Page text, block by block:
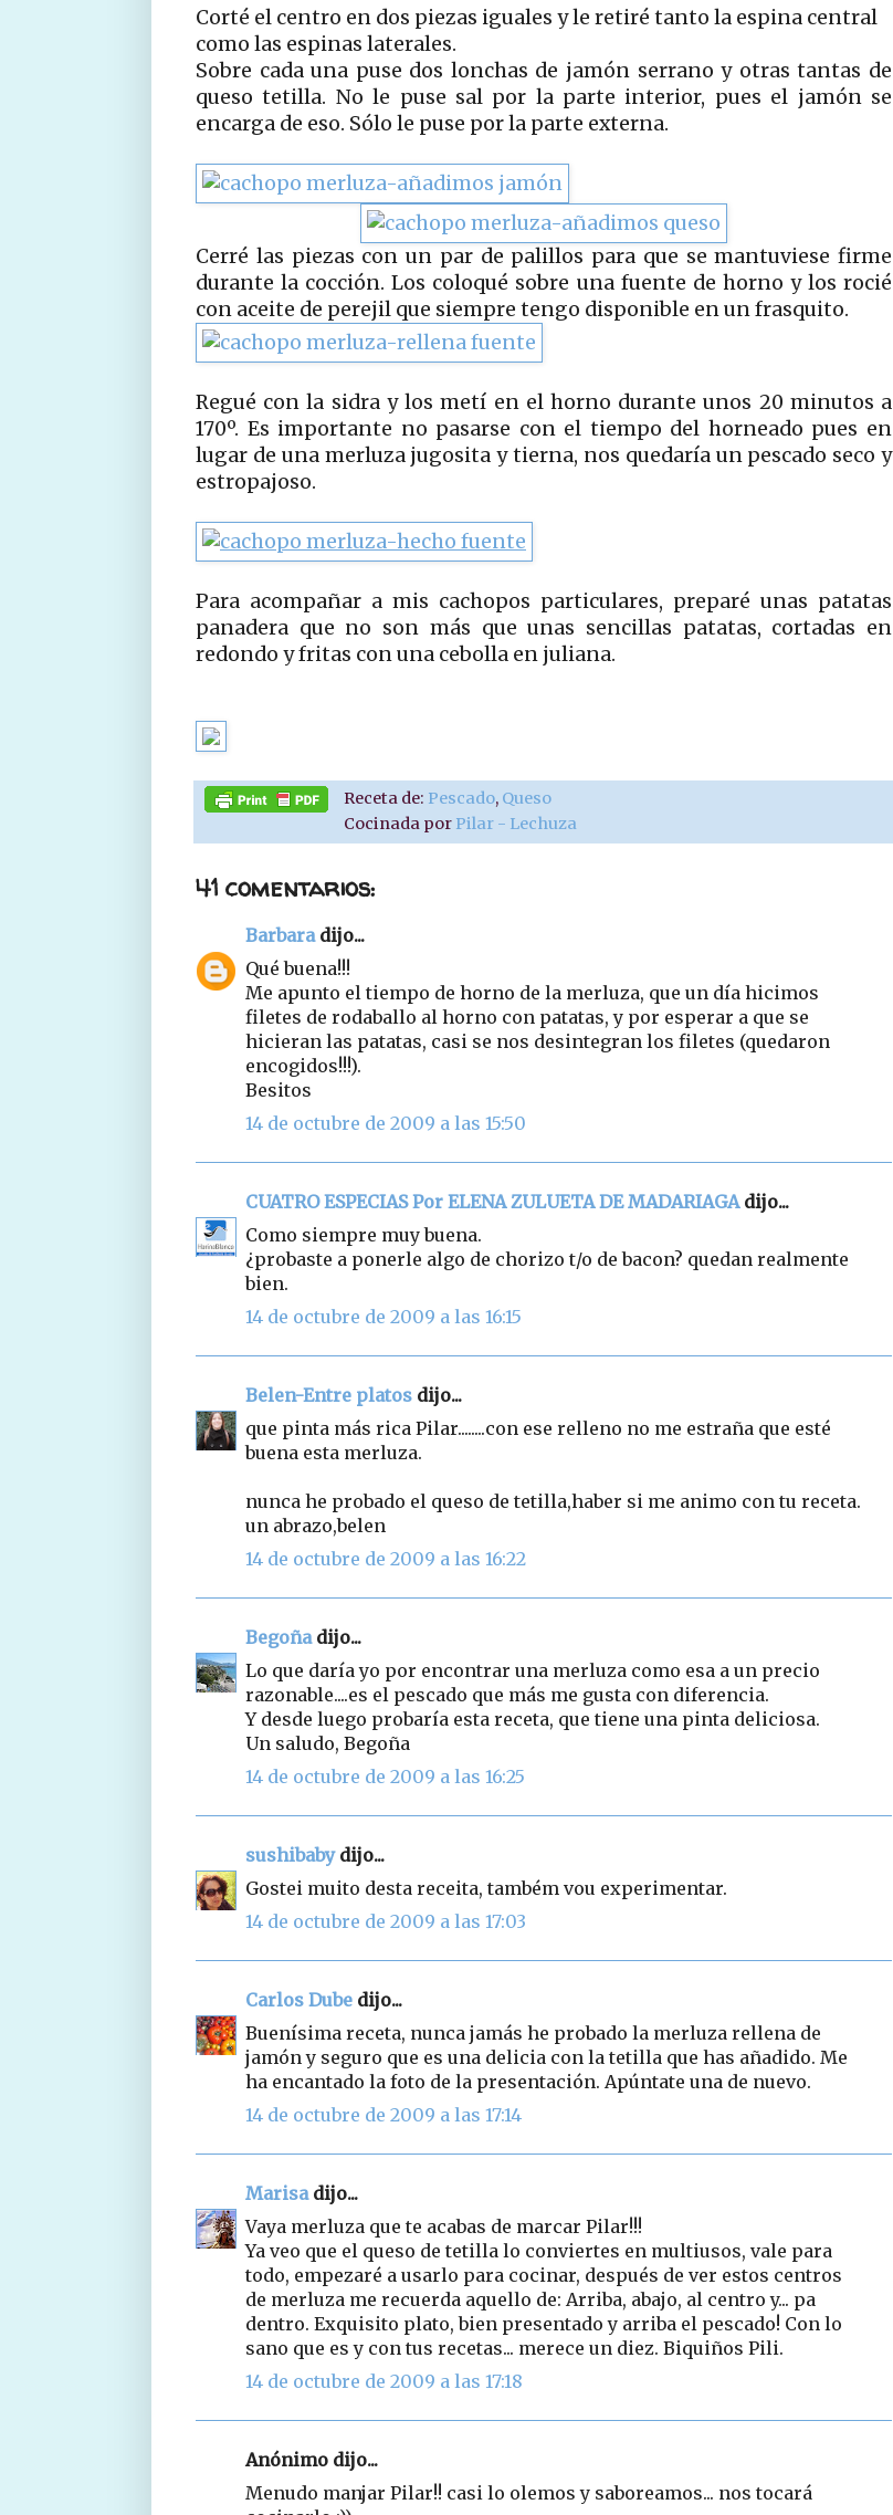
Corté el centro en dos piezas iguales y le retiré tanto la espina central
como las espinas laterales.
Sobre cada una puse dos lonchas de jamón serrano y otras tantas de
queso tetilla. No le puse sal por la parte interior, pues el jamón se
encarga de eso. Sólo le puse por la parte externa.
Cerré las piezas con un par de palillos para que se mantuviese firme
durante la cocción. Los coloqué sobre una fuente de horno y los rocié
con aceite de perejil que siempre tengo disponible en un frasquito.
Regué con la sidra y los metí en el horno durante unos 20 minutos a
170º. Es importante no pasarse con el tiempo del horneado pues en
lugar de una merluza jugosita y tierna, nos quedaría un pescado seco y
estropajoso.
Para acompañar a mis cachopos particulares, preparé unas patatas
panadera que no son más que unas sencillas patatas, cortadas en
redondo y fritas con una cebolla en juliana.
Receta de: Pescado, Queso
Cocinada por Pilar - Lechuza
41 comentarios:
Barbaradijo...
Qué buena!!!
Me apunto el tiempo de horno de la merluza, que un día hicimos
filetes de rodaballo al horno con patatas, y por esperar a que se
hicieran las patatas, casi se nos desintegran los filetes (quedaron
encogidos!!!).
Besitos
14 de octubre de 2009 a las 15:50
CUATRO ESPECIAS Por ELENA ZULUETA DE MADARIAGAdijo...
Como siempre muy buena.
¿probaste a ponerle algo de chorizo t/o de bacon? quedan realmente
bien.
14 de octubre de 2009 a las 16:15
Belen-Entre platos dijo...
que pinta más rica Pilar........con ese relleno no me estraña que esté
buena esta merluza.
nunca he probado el queso de tetilla,haber si me animo con tu receta.
un abrazo,belen
14 de octubre de 2009 a las 16:22
Begoñadijo...
Lo que daría yo por encontrar una merluza como esa a un precio
razonable....es el pescado que más me gusta con diferencia.
Y desde luego probaría esta receta, que tiene una pinta deliciosa.
Un saludo, Begoña
14 de octubre de 2009 a las 16:25
sushibabydijo...
Gostei muito desta receita, também vou experimentar.
14 de octubre de 2009 a las 17:03
Carlos Dube dijo...
Buenísima receta, nunca jamás he probado la merluza rellena de
jamón y seguro que es una delicia con la tetilla que has añadido. Me
ha encantado la foto de la presentación. Apúntate una de nuevo.
14 de octubre de 2009 a las 17:14
Marisadijo...
Vaya merluza que te acabas de marcar Pilar!!!
Ya veo que el queso de tetilla lo conviertes en multiusos, vale para
todo, empezaré a usarlo para cocinar, después de ver estos centros
de merluza me recuerda aquello de: Arriba, abajo, al centro y... pa
dentro. Exquisito plato, bien presentado y arriba el pescado! Con lo
sano que es y con tus recetas... merece un diez. Biquiños Pili.
14 de octubre de 2009 a las 17:18
Anónimo dijo...
Menudo manjar Pilar!! casi lo olemos y saboreamos... nos tocará